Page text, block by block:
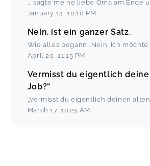
... sagte meine liebe Oma am Ende
January 14 ,10:10 PM
Nein. ist ein ganzer Satz.
Wie alles begann...Nein. Ich möchte
April 20 ,11:15 PM
Vermisst du eigentlich
Job?“
„Vermisst du eigentlich deinen alten
March 17,10:25 AM